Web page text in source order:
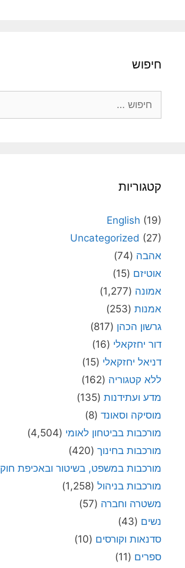
חיפוש
קטגוריות
English (19)
Uncategorized (27)
אהבה (74)
אוטיזם (15)
אמונה (1,277)
אמנות (253)
גרשון הכהן (817)
דור יחזקאלי (16)
דניאל יחזקאלי (15)
ללא קטגוריה (162)
מדע ועתידנות (135)
מוסיקה וסאונד (8)
מורכבות בביטחון לאומי (4,504)
מורכבות בחינוך (420)
מורכבות במשפט, בשיטור ובאכיפת חוק
מורכבות בניהול (1,258)
משטרה וחברה (57)
נשים (43)
סדנאות וקורסים (10)
ספרים (11)